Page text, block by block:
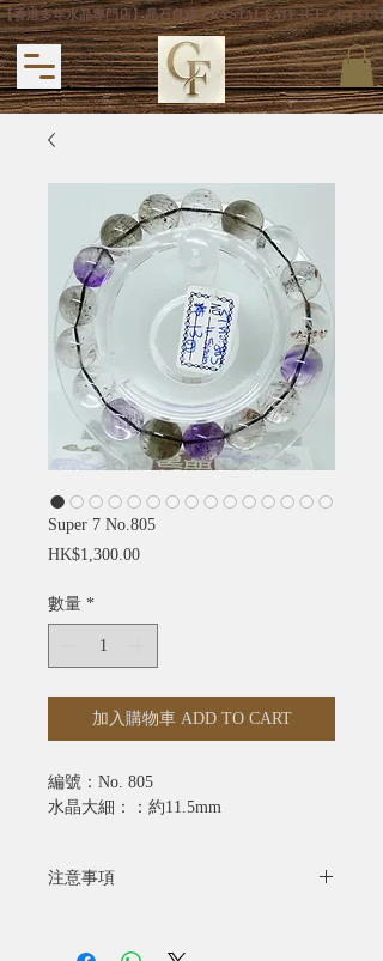
【香港多年水晶專門店】晶石良緣 CRYSTAL FATE (CF
Super 7 No.805
HK$1,300.00價
數量 *
加入購物車 ADD TO CART
編號：No. 805
水晶大細：：約11.5mm
注意事項